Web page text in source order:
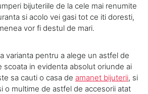
bijuteriile de la cele mai renumite
si acolo vei gasi tot ce iti doresti,
vor fi destul de mari.
varianta pentru a alege un astfel de
scoata in evidenta absolut oriunde ai
sa cauti o casa de amanet bijuterii, si
o multime de astfel de accesorii atat